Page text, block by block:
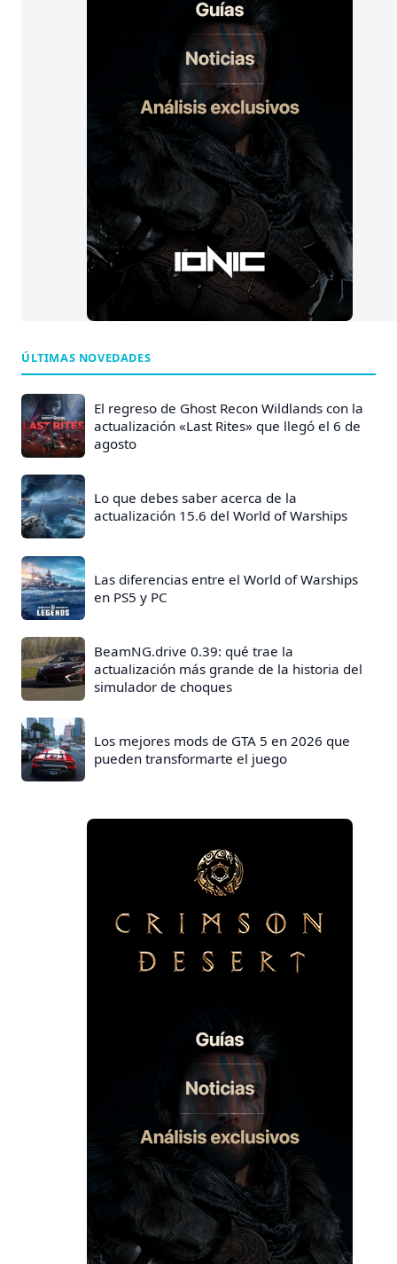
ÚLTIMAS NOVEDADES
El regreso de Ghost Recon Wildlands con la
actualización «Last Rites» que llegó el 6 de
agosto
Lo que debes saber acerca de la
actualización 15.6 del World of Warships
Las diferencias entre el World of Warships
en PS5 y PC
BeamNG.drive 0.39: qué trae la
actualización más grande de la historia del
simulador de choques
Los mejores mods de GTA 5 en 2026 que
pueden transformarte el juego